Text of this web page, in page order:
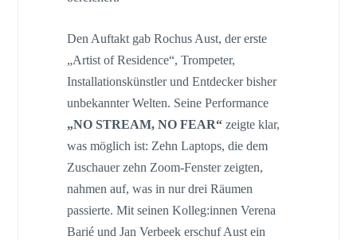
Den Auftakt gab Rochus Aust, der erste
„Artist of Residence“, Trompeter,
Installationskünstler und Entdecker bisher
unbekannter Welten. Seine Performance
„NO STREAM, NO FEAR“ zeigte klar,
was möglich ist: Zehn Laptops, die dem
Zuschauer zehn Zoom-Fenster zeigten,
nahmen auf, was in nur drei Räumen
passierte. Mit seinen Kolleg:innen Verena
Barié und Jan Verbeek erschuf Aust ein